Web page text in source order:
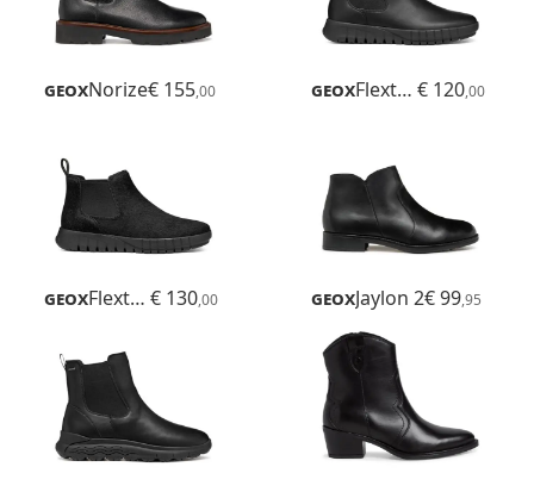
GeoxNorize€ 155,00 Geox Flextride € 120,00
Geox Flextride € 130,00 GeoxJaylon 2€ 99,95